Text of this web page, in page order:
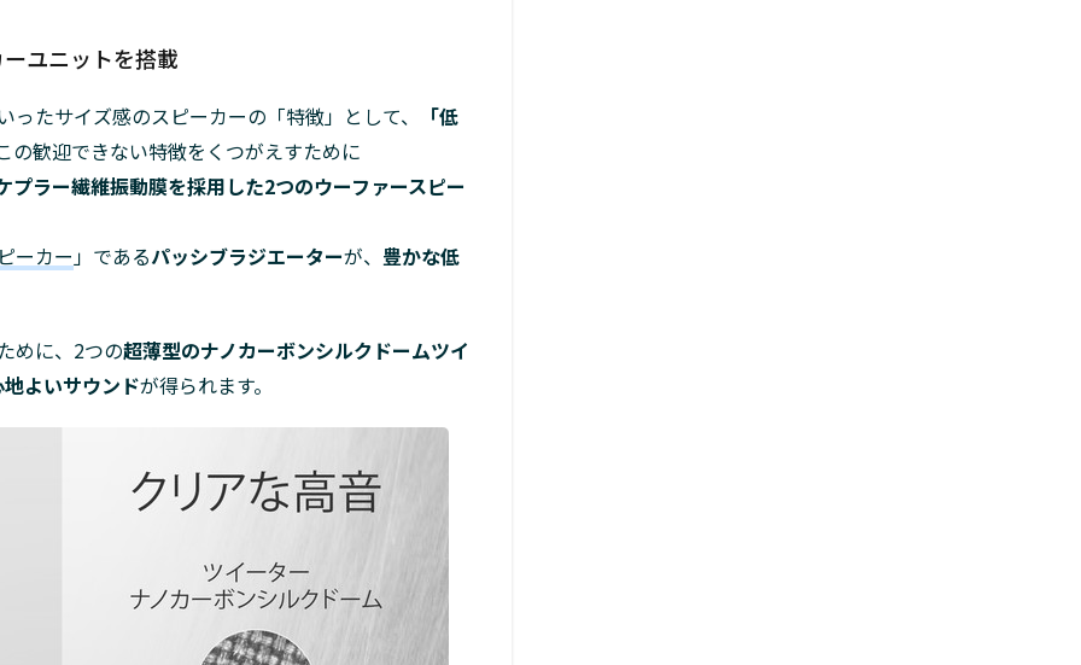
ユニットを搭載
ったサイズ感のスピーカーの「特徴」として、
「低
の歓迎できない特徴をくつがえすために
プラー繊維振動膜を採用した2つのウーファースピー
ーカー」であるパッシブラジエーターが、 豊かな低
めに、2つの超薄型のナノカーボンシルクドームツイ
よいサウンドが得られます。